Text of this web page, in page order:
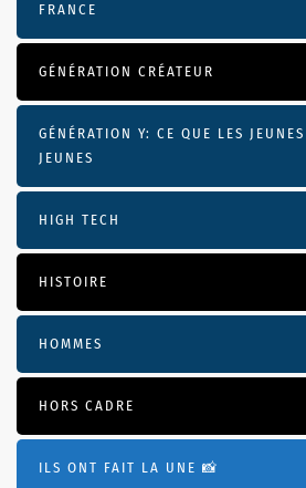
FRANCE
GÉNÉRATION CRÉATEUR
GÉNÉRATION Y: CE QUE LES
JEUNES
HIGH TECH
HISTOIRE
HOMMES
HORS CADRE
ILS ONT FAIT LA UNE 📸